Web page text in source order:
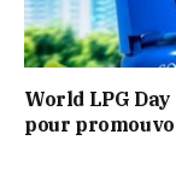
World LPG
pour